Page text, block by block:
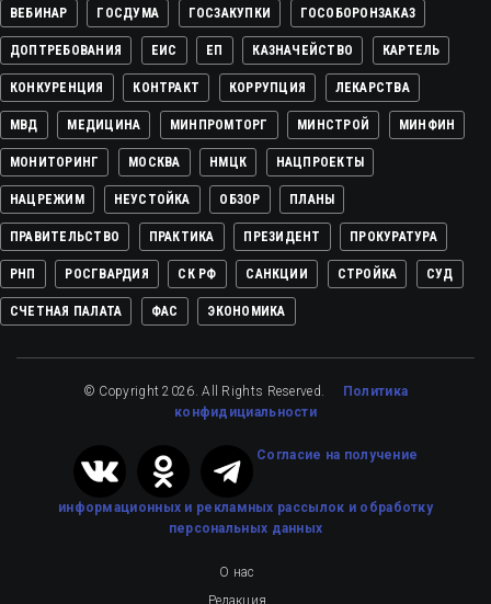
ВЕБИНАР ГОСДУМА ГОСЗАКУПКИ ГОСОБОРОНЗАКАЗ
ДОПТРЕБОВАНИЯ ЕИС ЕП КАЗНАЧЕЙСТВО КАРТЕЛЬ
КОНКУРЕНЦИЯ КОНТРАКТ КОРРУПЦИЯ ЛЕКАРСТВА
МВД МЕДИЦИНА МИНПРОМТОРГ МИНСТРОЙ МИНФИН
МОНИТОРИНГ МОСКВА НМЦК НАЦПРОЕКТЫ
НАЦРЕЖИМ НЕУСТОЙКА ОБЗОР ПЛАНЫ
ПРАВИТЕЛЬСТВО ПРАКТИКА ПРЕЗИДЕНТ ПРОКУРАТУРА
РНП РОСГВАРДИЯ СК РФ САНКЦИИ СТРОЙКА СУД
СЧЕТНАЯ ПАЛАТА ФАС ЭКОНОМИКА
© Copyright 2026. All Rights Reserved. Политика
конфидициальности
Cогласие на получение
информационных и рекламных рассылок и обработку
персональных данных
О нас
Редакция